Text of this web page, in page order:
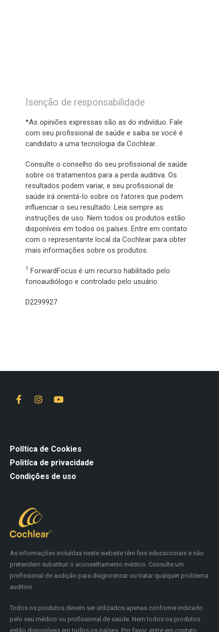
Isenção de responsabilidade
*As opiniões expressas são as do indivíduo. Fale
com seu profissional de saúde e saiba se você é
candidato a uma tecnologia da Cochlear.
Consulte o conselho do seu profissional de saúde
sobre os tratamentos para a perda auditiva. Os
resultados podem variar, e seu profissional de
saúde irá orientá-lo sobre os fatores que podem
influenciar o seu resultado. Leia sempre as
instruções de uso. Nem todos os produtos estão
disponíveis em todos os países. Entre em contato
com o representante local da Cochlear para obter
mais informações sobre os produtos.
1 ForwardFocus é um recurso habilitado pelo
fonoaudiólogo e controlado pelo usuário.
D2299927
As informações incluídas neste website têm fins educacionais e não
pretendem substituir o aconselhamento médico. Consulte um
profissional de audição para diagnosticar ou tratar qualquer problema
auditivo.
Todos os produtos devem ser utilizados apenas conforme indicado
pelo seu médico ou profissional de saúde. Nem todos os produtos
estão disponíveis em todos os países. Por favor, entre em contato
Política de Cookies
Politíca de privacidade
Condições de uso